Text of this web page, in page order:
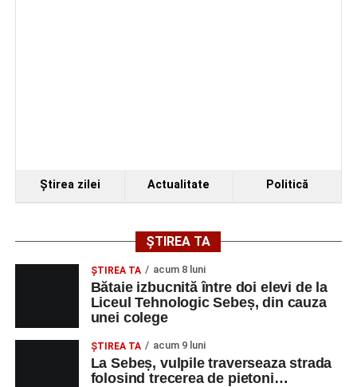
Ştirea zilei Actualitate Politică
ȘTIREA TA
ŞTIREA TA acum 8 luni
Bătaie izbucnită între doi elevi de la
Liceul Tehnologic Sebeș, din cauza
unei colege
ŞTIREA TA acum 9 luni
La Sebeș, vulpile traverseaza strada
folosind trecerea de pietoni…